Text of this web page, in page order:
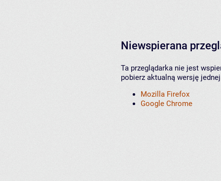
Niewspierana
Ta przeglądarka nie jest
pobierz aktualną wersję
Mozilla Firefox
Google Chrome